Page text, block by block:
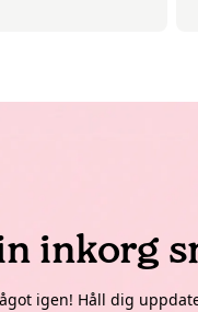
inkorg
igen! Håll dig